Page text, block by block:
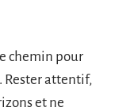
chemin pour
attentif,
et ne